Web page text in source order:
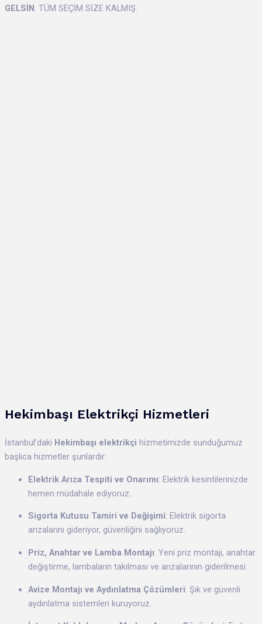
GELSİN. TÜM SEÇİM SİZE KALMIŞ.
Hekimbaşı Elektrikçi Hizmetleri
İstanbul’daki Hekimbaşı elektrikçi hizmetimizde sunduğumuz
başlıca hizmetler şunlardır:
Elektrik Arıza Tespiti ve Onarımı: Elektrik kesintilerinizde
hemen müdahale ediyoruz.
Sigorta Kutusu Tamiri ve Değişimi: Elektrik sigorta
arızalarını gideriyor, güvenliğini sağlıyoruz.
Priz, Anahtar ve Lamba Montajı: Yeni priz montajı, anahtar
değiştirme, lambaların takılması ve arızalarının giderilmesi.
Avize Montajı ve Aydınlatma Çözümleri: Şık ve güvenli
aydınlatma sistemleri kuruyoruz.